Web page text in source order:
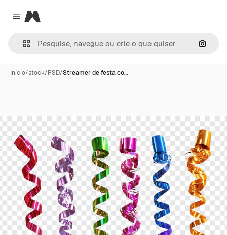
Close menu
Magnific
Início/stock/PSD/Streamer de festa co…